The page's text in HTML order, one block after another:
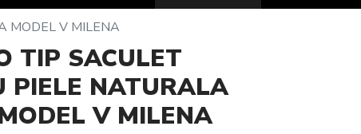
MODEL V MILENA
TIP SACULET
PIELE NATURALA
V MILENA